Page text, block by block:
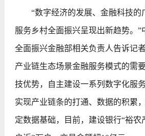
“数字经济的发展、金融科技的
服务乡村全面振兴呈现出新趋势。”
全面振兴金融部相关负责人告诉记
产业链生态场景金融服务模式的需
技优势，自主建设一系列数字化服
实现产业链条的打通、数据的积累
定数据基础，目前，建设银行“裕农